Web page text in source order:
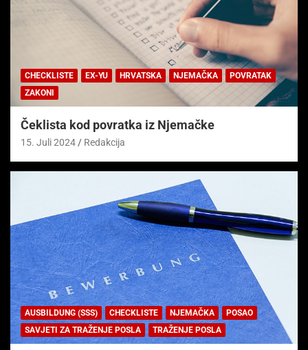
CHECKLISTE EX-YU HRVATSKA NJEMAČKA
POVRATAK
ZAKONI
Čeklista kod povratka iz Njemačke
15. Juli 2024 Redakcija
AUSBILDUNG (SSS) CHECKLISTE NJEMAČKA
POSAO
SAVJETI ZA TRAŽENJE POSLA
TRAŽENJE POSLA